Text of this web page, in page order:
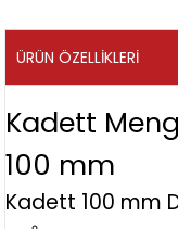
ÜRÜN ÖZELLIKLERI
Kadett
100 mm
Kadett 100 mm